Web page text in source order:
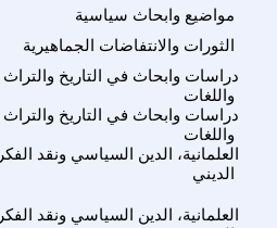
مواضيع وابحاث سياسية
الثورات والانتفاضات الجماهيرية
دراسات وابحاث في التاريخ والتراث
واللغات
دراسات وابحاث في التاريخ والتراث
واللغات
العلمانية، الدين السياسي ونقد الفكر
الديني
العلمانية، الدين السياسي ونقد الفكر